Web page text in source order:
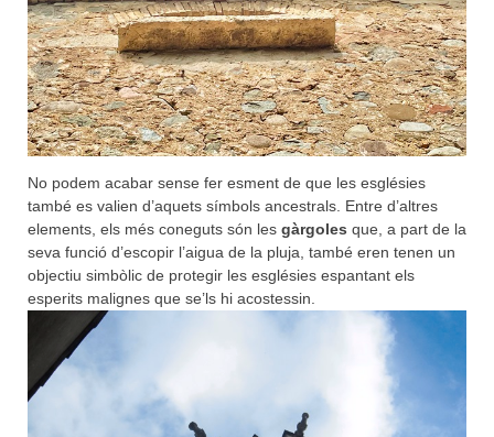
No podem acabar sense fer esment de que les esglésies
també es valien d’aquets símbols ancestrals. Entre d’altres
elements, els més coneguts són les gàrgoles que, a part de la
seva funció d’escopir l’aigua de la pluja, també eren tenen un
objectiu simbòlic de protegir les esglésies espantant els
esperits malignes que se’ls hi acostessin.